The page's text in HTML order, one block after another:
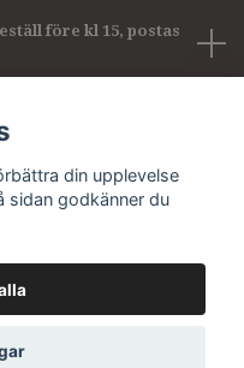
före kl 15, postas
& gems
din upplevelse
sidan godkänner du